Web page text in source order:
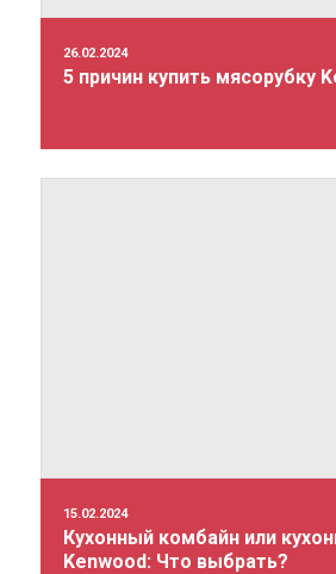
26.02.2024
5 причин купить мясорубку
15.02.2024
Кухонный комбайн или
Kenwood: Что выбрать?